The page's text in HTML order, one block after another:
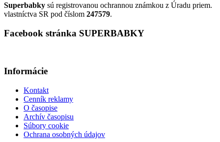
Superbabky sú registrovanou ochrannou známkou z Úradu priem.
vlastníctva SR pod číslom 247579.
Facebook stránka SUPERBABKY
Informácie
Kontakt
Cenník reklamy
O časopise
Archív časopisu
Súbory cookie
Ochrana osobných údajov